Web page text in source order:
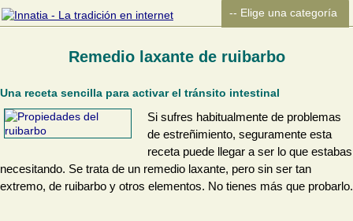
Remedio laxante de ruibarbo
Una receta sencilla para activar el tránsito intestinal
Si sufres habitualmente de problemas
de estreñimiento, seguramente esta
receta puede llegar a ser lo que estabas
necesitando. Se trata de un remedio laxante, pero sin ser tan
extremo, de ruibarbo y otros elementos. No tienes más que probarlo.